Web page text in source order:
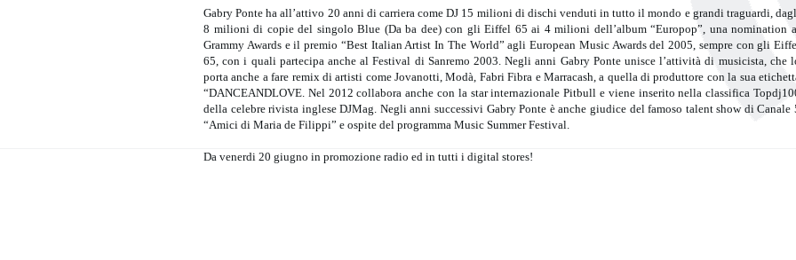
Gabry Ponte ha all’attivo 20 anni di carriera come DJ 15 milioni di dischi venduti in tutto il mondo e grandi traguardi,
8 milioni di copie del singolo Blue (Da ba dee) con gli Eiffel 65 ai 4 milioni dell’album “Europop”, una nomination
Grammy Awards e il premio “Best Italian Artist In The World” agli European Music Awards del 2005, sempre con gli
65, con i quali partecipa anche al Festival di Sanremo 2003. Negli anni Gabry Ponte unisce l’attività di musicista, che
porta anche a fare remix di artisti come Jovanotti, Modà, Fabri Fibra e Marracash, a quella di produttore con la sua
“DANCEANDLOVE. Nel 2012 collabora anche con la star internazionale Pitbull e viene inserito nella classifica
della celebre rivista inglese DJMag. Negli anni successivi Gabry Ponte è anche giudice del famoso talent show di Canale
“Amici di Maria de Filippi” e ospite del programma Music Summer Festival.
Da venerdi 20 giugno in promozione radio ed in tutti i digital stores!